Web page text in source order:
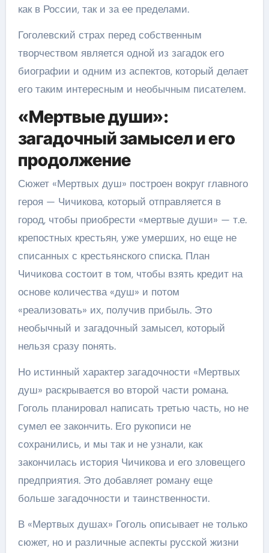
как в России, так и за ее пределами.
Гоголевский страх перед собственным
творчеством является одной из загадок его
биографии и одним из аспектов, который делает
его таким интересным и необычным писателем.
«Мертвые души»:
загадочный замысел и его
продолжение
Сюжет «Мертвых душ» построен вокруг главного
героя — Чичикова, который отправляется в
город, чтобы приобрести «мертвые души» — т.е.
крепостных крестьян, уже умерших, но еще не
списанных с крестьянского списка. План
Чичикова состоит в том, чтобы взять кредит на
основе количества «душ» и потом
«реализовать» их, получив прибыль. Это
необычный и загадочный замысел, который
нельзя сразу понять.
Но истинный характер загадочности «Мертвых
душ» раскрывается во второй части романа.
Гоголь планировал написать третью часть, но не
сумел ее закончить. Его рукописи не
сохранились, и мы так и не узнали, как
закончилась история Чичикова и его зловещего
предприятия. Это добавляет роману еще
больше загадочности и таинственности.
В «Мертвых душах» Гоголь описывает не только
сюжет, но и различные аспекты русской жизни